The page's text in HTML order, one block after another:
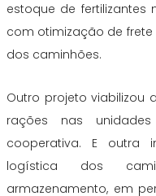
estoque de
com otimização de
dos caminhões.
Outro projeto viabilizou
rações nas
cooperativa. E outra
logística dos
armazenamento, em